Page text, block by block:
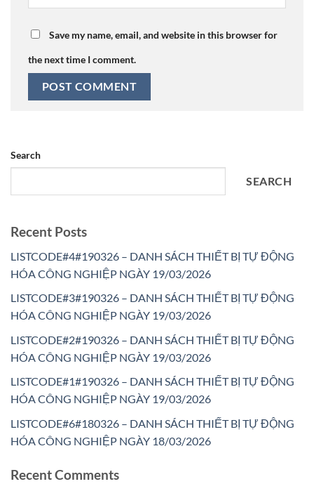
Save my name, email, and website in this browser for
the next time I comment.
Search
SEARCH
Recent Posts
LISTCODE#4#190326 – DANH SÁCH THIẾT BỊ TỰ ĐỘNG
HÓA CÔNG NGHIỆP NGÀY 19/03/2026
LISTCODE#3#190326 – DANH SÁCH THIẾT BỊ TỰ ĐỘNG
HÓA CÔNG NGHIỆP NGÀY 19/03/2026
LISTCODE#2#190326 – DANH SÁCH THIẾT BỊ TỰ ĐỘNG
HÓA CÔNG NGHIỆP NGÀY 19/03/2026
LISTCODE#1#190326 – DANH SÁCH THIẾT BỊ TỰ ĐỘNG
HÓA CÔNG NGHIỆP NGÀY 19/03/2026
LISTCODE#6#180326 – DANH SÁCH THIẾT BỊ TỰ ĐỘNG
HÓA CÔNG NGHIỆP NGÀY 18/03/2026
Recent Comments